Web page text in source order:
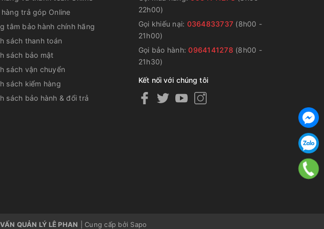
trợ
tới
hàng trả góp Online
tâm bảo hành chính hãng
sách thanh toán
sách bảo mật
sách vận chuyển
sách kiểm hàng
sách bảo hành & đổi trả
22h00)
Gọi khiếu nại: 0364833737 (8h00 -
21h00)
Gọi bảo hành:0964141278 (8h00 -
21h30)
Kết nối với chúng tôi
QUẢN LÝ LÊ PHAN Cung cấp bởi Sapo